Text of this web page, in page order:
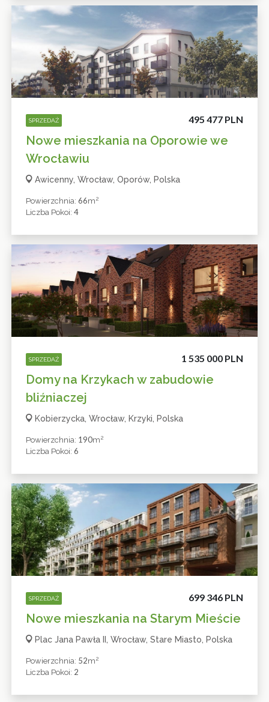
SPRZEDAŻ 495 477 PLN
Nowe mieszkania na Oporowie we
Wrocławiu
Awicenny, Wrocław, Oporów, Polska
Powierzchnia: 66M2
Liczba Pokoi: 4
SPRZEDAŻ 1 535 000 PLN
Domy na Krzykach w zabudowie
bliźniaczej
Kobierzycka, Wrocław, Krzyki, Polska
Powierzchnia: 190M2
Liczba Pokoi: 6
SPRZEDAŻ 699 346 PLN
Nowe mieszkania na Starym Mieście
Plac Jana Pawła II, Wrocław, Stare Miasto, Polska
Powierzchnia: 52M2
Liczba Pokoi: 2